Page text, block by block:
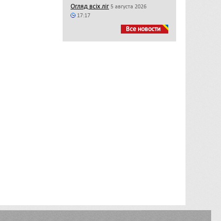
Огляд всіх ліг 5 августа 2026
17:17
Все новости